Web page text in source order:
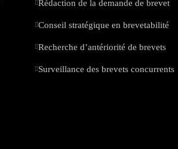
Rédaction de la demande de brevet
Conseil stratégique en brevetabilité
Recherche d’antériorité de brevets
Surveillance des brevets concurrents